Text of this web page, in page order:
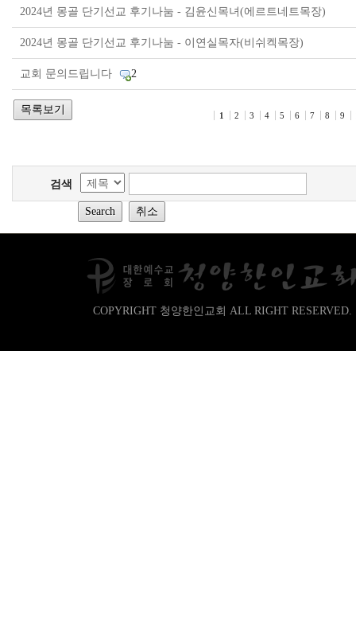
2024년 몽골 단기선교 후기나눔 - 김윤신목녀(에르트네트목장)
2024년 몽골 단기선교 후기나눔 - 이연실목자(비쉬켁목장)
교회 문의드립니다 2
1 2 3 4 5 6 7 8 9
검색
COPYRIGHT 청양한인교회 ALL RIGHT RESERVED.